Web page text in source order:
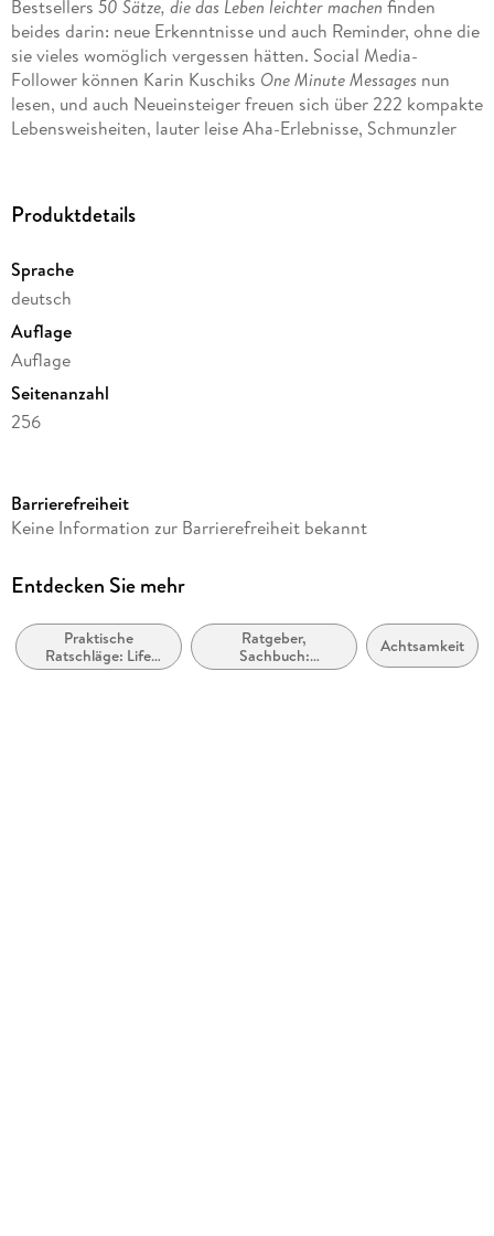
Bestsellers 50 Sätze, die das Leben leichter machen finden
beides darin: neue Erkenntnisse und auch Reminder, ohne die
sie vieles womöglich vergessen hätten. Social Media-
Follower können Karin Kuschiks One Minute Messages nun
lesen, und auch Neueinsteiger freuen sich über 222 kompakte
Lebensweisheiten, lauter leise Aha-Erlebnisse, Schmunzler
Willkommen zu mehr Souveränität.
Coaching to Go. Damit wird man souveräner, selbstbewusster und
schlagfertiger. «
Produktdetails
Sprache
deutsch
Auflage
Auflage
Seitenanzahl
256
Verlag/Hersteller
Produktart
Gewicht
235 g
Barrierefreiheit
Keine Information zur Barrierefreiheit bekannt
Entdecken Sie mehr
Praktische
Ratschläge: Life
Hacks / Praktische
Ratgeber,
Sachbuch:
Psychologie
Achtsamkeit